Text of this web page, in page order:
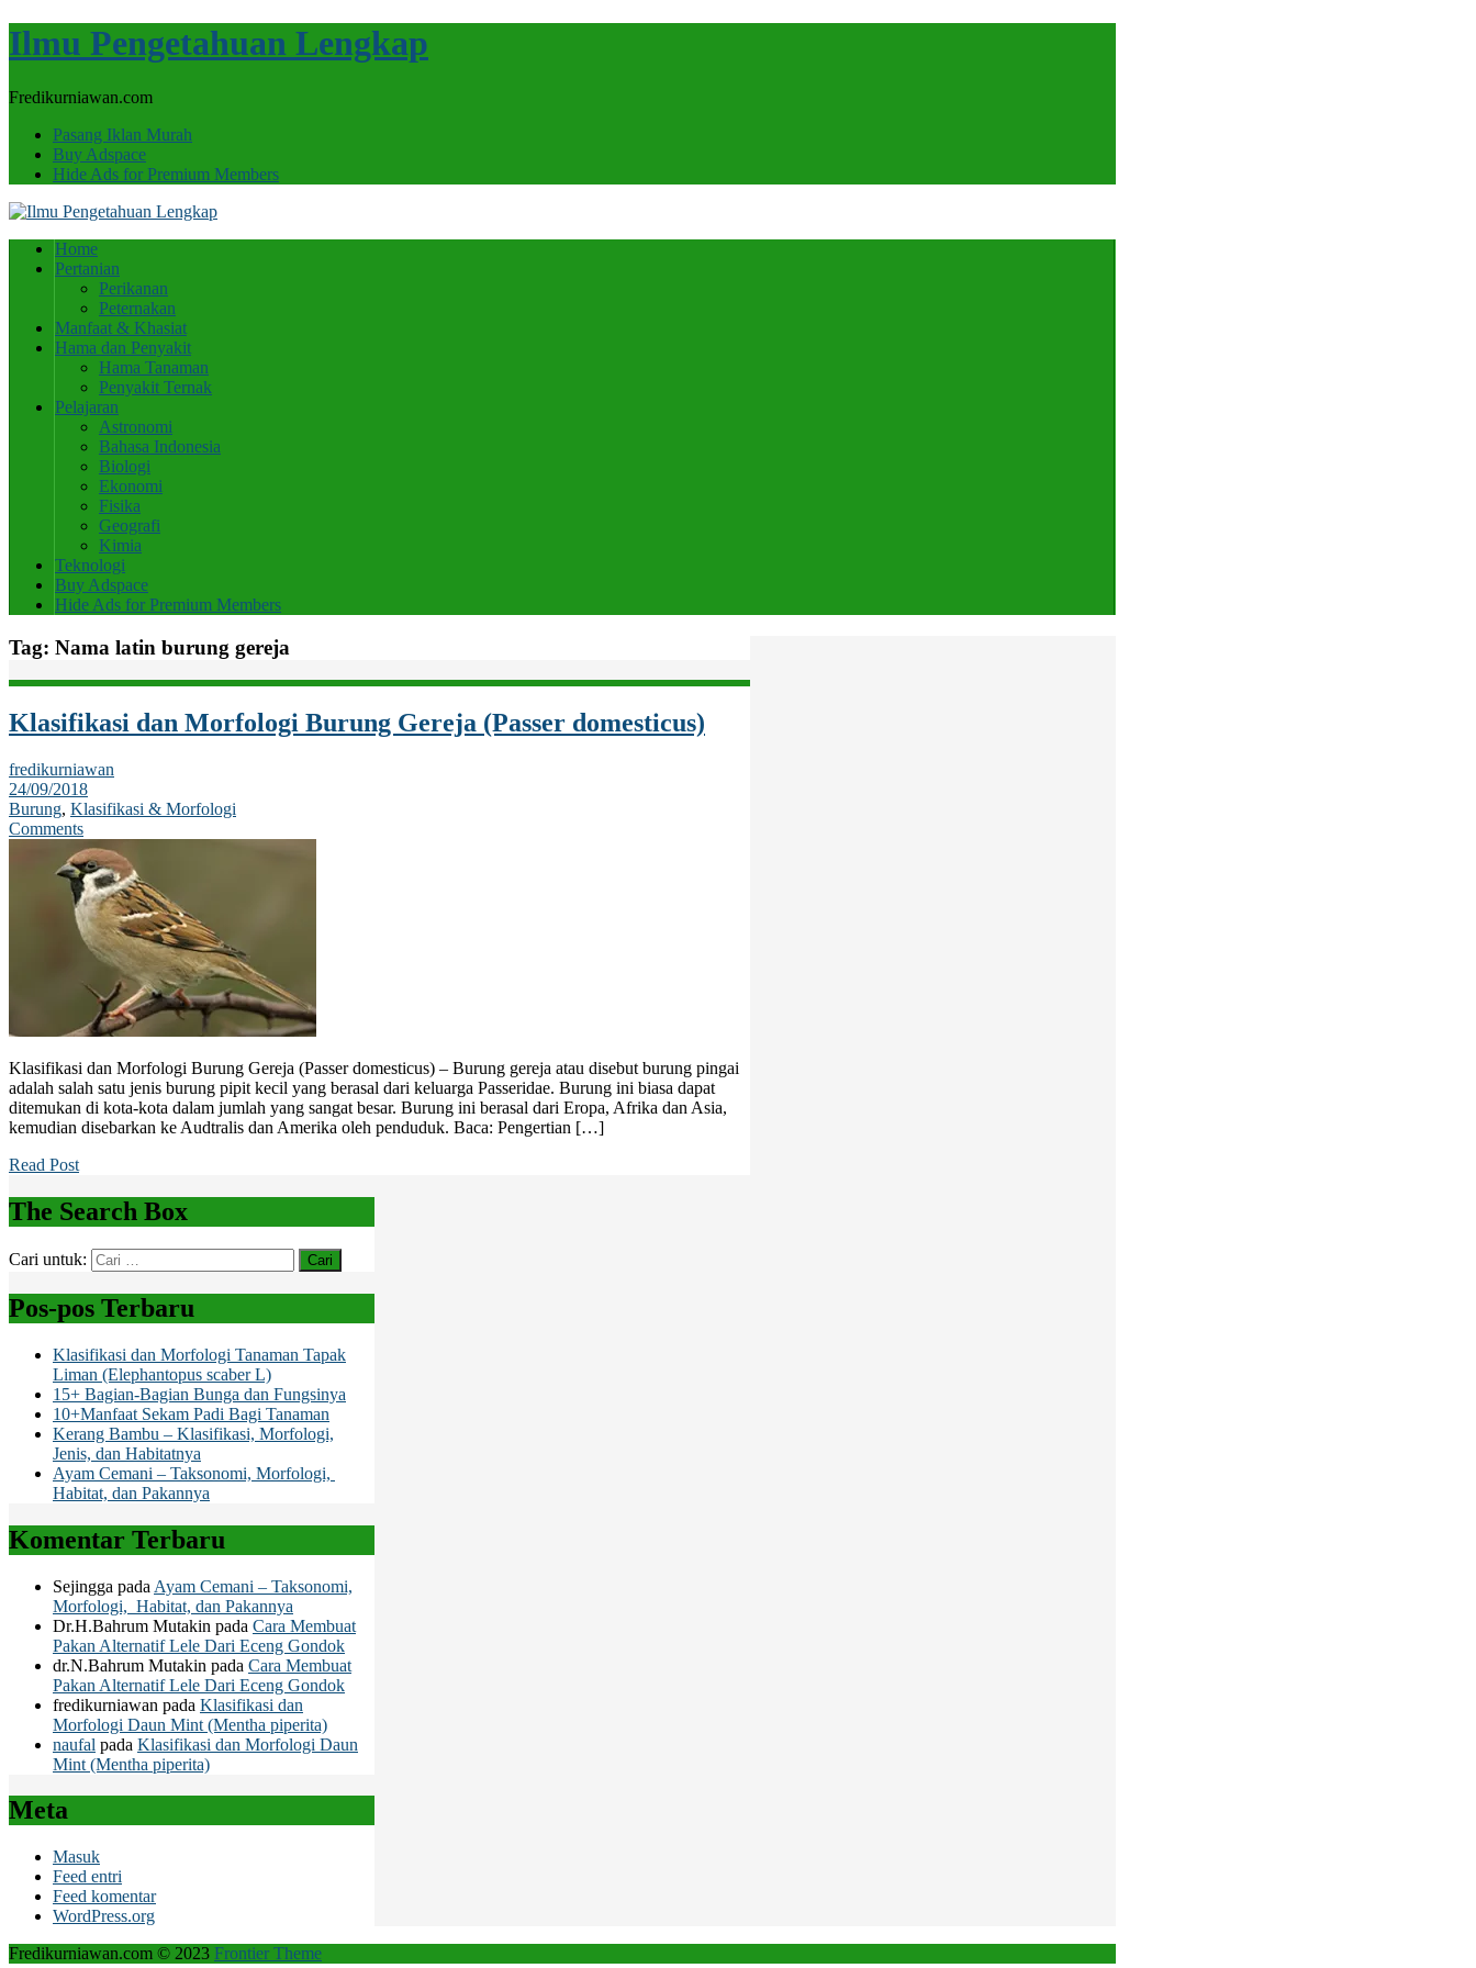
Ilmu Pengetahuan Lengkap
Fredikurniawan.com
Pasang Iklan Murah
Buy Adspace
Hide Ads for Premium Members
Home
Pertanian
Perikanan
Peternakan
Manfaat & Khasiat
Hama dan Penyakit
Hama Tanaman
Penyakit Ternak
Pelajaran
Astronomi
Bahasa Indonesia
Biologi
Ekonomi
Fisika
Geografi
Kimia
Teknologi
Buy Adspace
Hide Ads for Premium Members
Tag: Nama latin burung gereja
Klasifikasi dan Morfologi Burung Gereja (Passer domesticus)
fredikurniawan
24/09/2018
Burung, Klasifikasi & Morfologi
Comments
Klasifikasi dan Morfologi Burung Gereja (Passer domesticus) – Burung gereja atau disebut burung pingai
adalah salah satu jenis burung pipit kecil yang berasal dari keluarga Passeridae. Burung ini biasa dapat
ditemukan di kota-kota dalam jumlah yang sangat besar. Burung ini berasal dari Eropa, Afrika dan Asia,
kemudian disebarkan ke Audtralis dan Amerika oleh penduduk. Baca: Pengertian […]
Read Post
The Search Box
Cari untuk:
Pos-pos Terbaru
Klasifikasi dan Morfologi Tanaman Tapak
Liman (Elephantopus scaber L)
15+ Bagian-Bagian Bunga dan Fungsinya
10+Manfaat Sekam Padi Bagi Tanaman
Kerang Bambu – Klasifikasi, Morfologi,
Jenis, dan Habitatnya
Ayam Cemani – Taksonomi, Morfologi,
Habitat, dan Pakannya
Komentar Terbaru
Sejingga pada Ayam Cemani – Taksonomi,
Morfologi, Habitat, dan Pakannya
Dr.H.Bahrum Mutakin pada Cara Membuat
Pakan Alternatif Lele Dari Eceng Gondok
dr.N.Bahrum Mutakin pada Cara Membuat
Pakan Alternatif Lele Dari Eceng Gondok
fredikurniawan pada Klasifikasi dan
Morfologi Daun Mint (Mentha piperita)
naufal pada Klasifikasi dan Morfologi Daun
Mint (Mentha piperita)
Meta
Masuk
Feed entri
Feed komentar
WordPress.org
Fredikurniawan.com © 2023 Frontier Theme